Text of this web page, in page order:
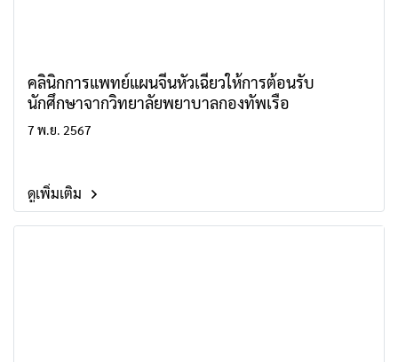
คลินิกการแพทย์แผนจีนหัวเฉียวให้การต้อนรับ
นักศึกษาจากวิทยาลัยพยาบาลกองทัพเรือ
7 พ.ย. 2567
ดูเพิ่มเติม